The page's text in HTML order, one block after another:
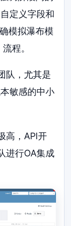
定义字段和
模拟瀑布模
程。
队，尤其是
敏感的中小
高，API开
进行OA集成